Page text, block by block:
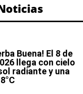
Buena! El 8 de
llega con cielo
radiante y una